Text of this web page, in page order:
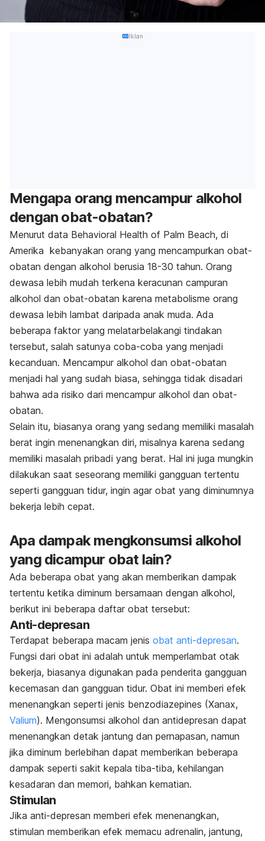
Iklan
Mengapa orang mencampur alkohol
dengan obat-obatan?
Menurut data Behavioral Health of Palm Beach, di
Amerika kebanyakan orang yang mencampurkan obat-
obatan dengan alkohol berusia 18-30 tahun. Orang
dewasa lebih mudah terkena keracunan campuran
alkohol dan obat-obatan karena metabolisme orang
dewasa lebih lambat daripada anak muda. Ada
beberapa faktor yang melatarbelakangi tindakan
tersebut, salah satunya coba-coba yang menjadi
kecanduan. Mencampur alkohol dan obat-obatan
menjadi hal yang sudah biasa, sehingga tidak disadari
bahwa ada risiko dari mencampur alkohol dan obat-
obatan.
Selain itu, biasanya orang yang sedang memiliki masalah
berat ingin menenangkan diri, misalnya karena sedang
memiliki masalah pribadi yang berat. Hal ini juga mungkin
dilakukan saat seseorang memiliki gangguan tertentu
seperti gangguan tidur, ingin agar obat yang diminumnya
bekerja lebih cepat.
Apa dampak mengkonsumsi alkohol
yang dicampur obat lain?
Ada beberapa obat yang akan memberikan dampak
tertentu ketika diminum bersamaan dengan alkohol,
berikut ini beberapa daftar obat tersebut:
Anti-depresan
Terdapat beberapa macam jenis obat anti-depresan.
Fungsi dari obat ini adalah untuk memperlambat otak
bekerja, biasanya digunakan pada penderita gangguan
kecemasan dan gangguan tidur. Obat ini memberi efek
menenangkan seperti jenis benzodiazepines (Xanax,
Valium). Mengonsumsi alkohol dan antidepresan dapat
menenangkan detak jantung dan pernapasan, namun
jika diminum berlebihan dapat memberikan beberapa
dampak seperti sakit kepala tiba-tiba, kehilangan
kesadaran dan memori, bahkan kematian.
Stimulan
Jika anti-depresan memberi efek menenangkan,
stimulan memberikan efek memacu adrenalin, jantung,